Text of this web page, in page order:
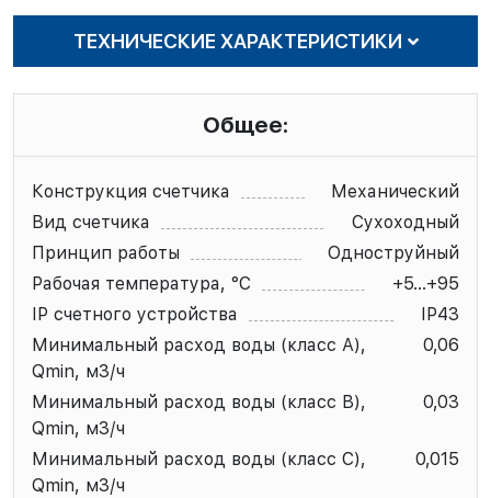
ТЕХНИЧЕСКИЕ ХАРАКТЕРИСТИКИ
Общее:
Конструкция счетчика
Механический
Вид счетчика
Сухоходный
Принцип работы
Одноструйный
Рабочая температура, °С
+5...+95
IP счетного устройства
IP43
Минимальный расход воды (класс А),
Qmin, м3/ч
0,06
Минимальный расход воды (класс В),
Qmin, м3/ч
0,03
Минимальный расход воды (класс C),
Qmin, м3/ч
0,015